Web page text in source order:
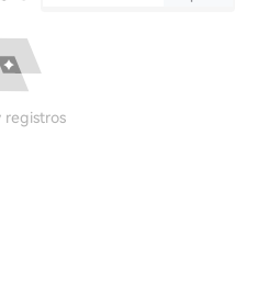
registros